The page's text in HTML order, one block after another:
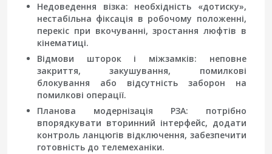
Недоведення візка: необхідність «дотиску»,
нестабільна фіксація в робочому положенні,
перекіс при вкочуванні, зростання люфтів в
кінематиці.
Відмови шторок і міжзамків: неповне
закриття, закушування, помилкові
блокування або відсутність заборон на
помилкові операції.
Планова модернізація РЗА: потрібно
впорядкувати вторинний інтерфейс, додати
контроль ланцюгів відключення, забезпечити
готовність до телемеханіки.